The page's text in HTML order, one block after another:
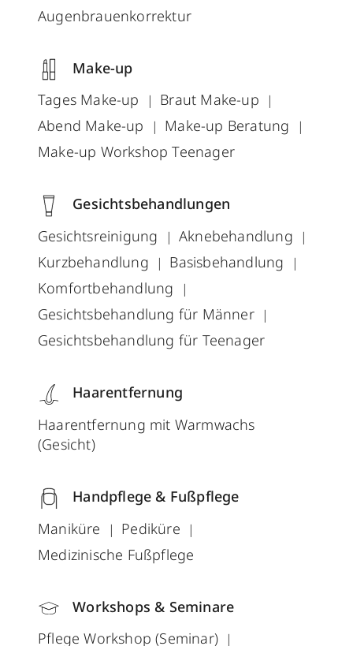
Augenbrauenkorrektur
Make-up
Tages Make-up
Braut Make-up
Abend Make-up
Make-up Beratung
Make-up Workshop Teenager
Gesichtsbehandlungen
Gesichtsreinigung
Aknebehandlung
Kurzbehandlung
Basisbehandlung
Komfortbehandlung
Gesichtsbehandlung für Männer
Gesichtsbehandlung für Teenager
Haarentfernung
Haarentfernung mit Warmwachs
(Gesicht)
Handpflege & Fußpflege
Maniküre
Pediküre
Medizinische Fußpflege
Workshops & Seminare
Pflege Workshop (Seminar)